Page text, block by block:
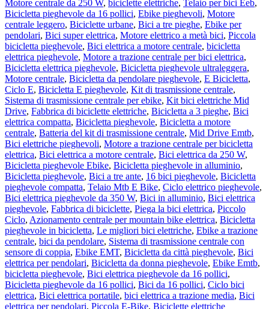
Motore centrale da 250 W, biciclette elettriche, Telaio per bici Eeb,
Bicicletta pieghevole da 16 pollici, Ebike pieghevoli, Motore
centrale leggero, Biciclette urbane, Bici a tre pieghe, Ebike per
pendolari, Bici super elettrica, Motore elettrico a metà bici, Piccola
bicicletta pieghevole, Bici elettrica a motore centrale, bicicletta
elettrica pieghevole, Motore a trazione centrale per bici elettrica,
Bicicletta elettrica pieghevole, Bicicletta pieghevole ultraleggera,
Motore centrale, Bicicletta da pendolare pieghevole, E Bicicletta,
Ciclo E, Bicicletta E pieghevole, Kit di trasmissione centrale,
Sistema di trasmissione centrale per ebike, Kit bici elettriche Mid
Drive, Fabbrica di biciclette elettriche, Bicicletta a 3 pieghe, Bici
elettrica compatta, Bicicletta pieghevole, Bicicletta a motore
centrale, Batteria del kit di trasmissione centrale, Mid Drive Emtb,
Bici elettriche pieghevoli, Motore a trazione centrale per bicicletta
elettrica, Bici elettrica a motore centrale, Bici elettrica da 250 W,
Bicicletta pieghevole Ebike, Bicicletta pieghevole in alluminio,
Bicicletta pieghevole, Bici a tre ante, 16 bici pieghevole, Bicicletta
pieghevole compatta, Telaio Mtb E Bike, Ciclo elettrico pieghevole,
Bici elettrica pieghevole da 350 W, Bici in alluminio, Bici elettrica
pieghevole, Fabbrica di biciclette, Piega la bici elettrica, Piccolo
Ciclo, Azionamento centrale per mountain bike elettrica, Bicicletta
pieghevole in bicicletta, Le migliori bici elettriche, Ebike a trazione
centrale, bici da pendolare, Sistema di trasmissione centrale con
sensore di coppia, Ebike EMT, Bicicletta da città pieghevole, Bici
elettrica per pendolari, Bicicletta da donna pieghevole, Ebike Emtb,
bicicletta pieghevole, Bici elettrica pieghevole da 16 pollici,
Bicicletta pieghevole da 16 pollici, Bici da 16 pollici, Ciclo bici
elettrica, Bici elettrica portatile, bici elettrica a trazione media, Bici
elettrica per pendolari, Piccola E-Bike, Biciclette elettriche